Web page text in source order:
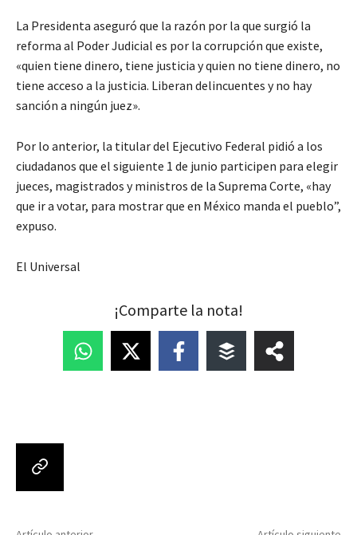
La Presidenta aseguró que la razón por la que surgió la
reforma al Poder Judicial es por la corrupción que existe,
«quien tiene dinero, tiene justicia y quien no tiene dinero, no
tiene acceso a la justicia. Liberan delincuentes y no hay
sanción a ningún juez».
Por lo anterior, la titular del Ejecutivo Federal pidió a los
ciudadanos que el siguiente 1 de junio participen para elegir
jueces, magistrados y ministros de la Suprema Corte, «hay
que ir a votar, para mostrar que en México manda el pueblo”,
expuso.
El Universal
¡Comparte la nota!